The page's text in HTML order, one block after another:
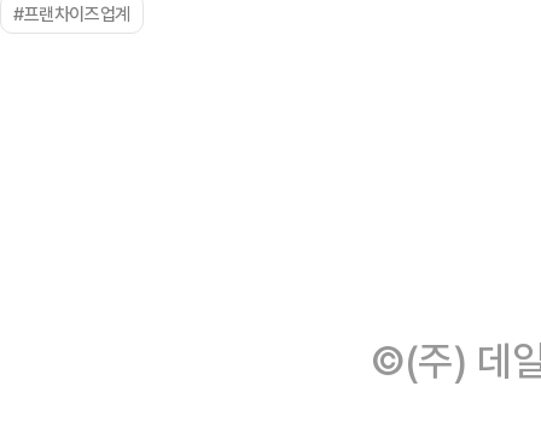
#프랜차이즈업계
©(주) 데